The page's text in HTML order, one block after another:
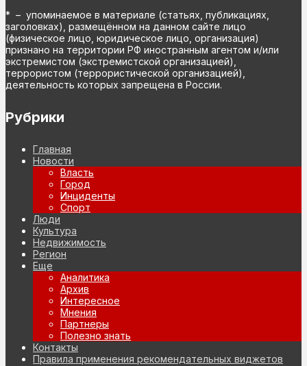
* – упоминаемое в материале (статьях, публикациях,
заголовках), размещённом на данном сайте лицо
(физическое лицо, юридическое лицо, организация)
признано на территории РФ иностранным агентом и/или
экстремистом (экстремистской организацией),
террористом (террористической организацией),
деятельность которых запрещена в России.
Рубрики
Главная
Новости
Власть
Город
Инциденты
Спорт
Люди
Культура
Недвижимость
Регион
Еще
Аналитика
Архив
Интересное
Мнения
Партнеры
Полезно знать
Контакты
Правила применения рекомендательных виджетов